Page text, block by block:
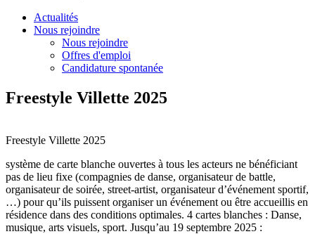
Actualités
Nous rejoindre
Nous rejoindre
Offres d'emploi
Candidature spontanée
Freestyle Villette 2025
Freestyle Villette 2025
système de carte blanche ouvertes à tous les acteurs ne bénéficiant
pas de lieu fixe (compagnies de danse, organisateur de battle,
organisateur de soirée, street-artist, organisateur d’événement sportif,
…) pour qu’ils puissent organiser un événement ou être accueillis en
résidence dans des conditions optimales. 4 cartes blanches : Danse,
musique, arts visuels, sport. Jusqu’au 19 septembre 2025 :